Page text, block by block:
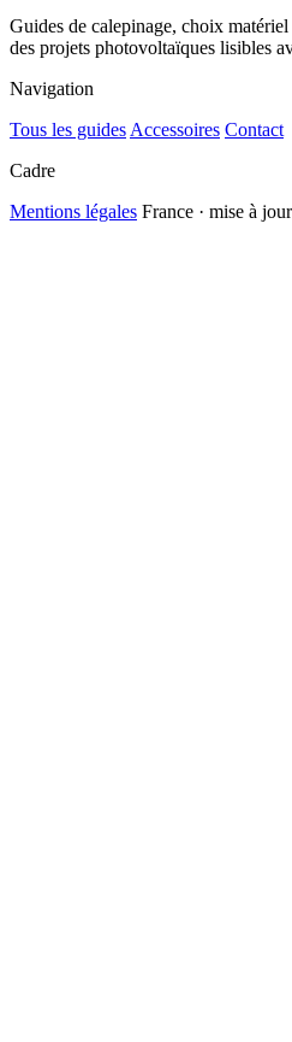
Guides de calepinage, choix
des projets photovoltaïques lisibles
Navigation
Tous les guides Accessoires Contact
Cadre
Mentions légales France · mise à